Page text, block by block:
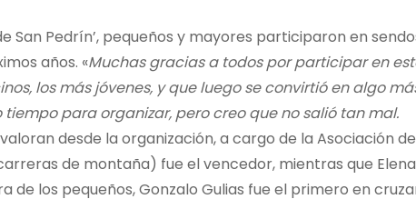
San Pedrín’, pequeños y mayores participaron en
años. «Muchas gracias a todos por participar en
los más jóvenes, y que luego se convirtió en algo
para organizar, pero creo que no salió tan mal.
valoran desde la organización, a cargo de la Asociación de
de montaña) fue el vencedor, mientras que
los pequeños, Gonzalo Gulias fue el primero en